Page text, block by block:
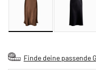
Finde deine passende